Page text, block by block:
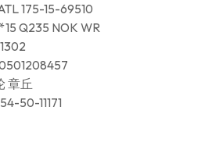
175-15-69510
Q235 NOK WR
章丘
50-11171